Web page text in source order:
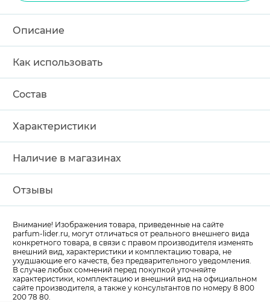
Описание
Как использовать
Состав
Характеристики
Наличие в магазинах
Отзывы
Внимание! Изображения товара, приведенные на сайте
parfum-lider.ru, могут отличаться от реального внешнего вида
конкретного товара, в связи с правом производителя изменять
внешний вид, характеристики и комплектацию товара, не
ухудшающие его качеств, без предварительного уведомления.
В случае любых сомнений перед покупкой уточняйте
характеристики, комплектацию и внешний вид на официальном
сайте производителя, а также у консультантов по номеру 8 800
200 78 80.